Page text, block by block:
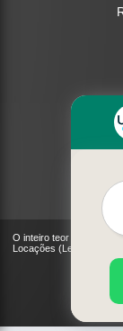
O inteiro teor deste site
Locações (Lei 9610 de